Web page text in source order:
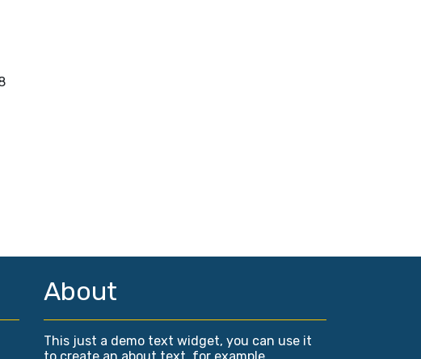
About
This just a demo text widget, you can use it